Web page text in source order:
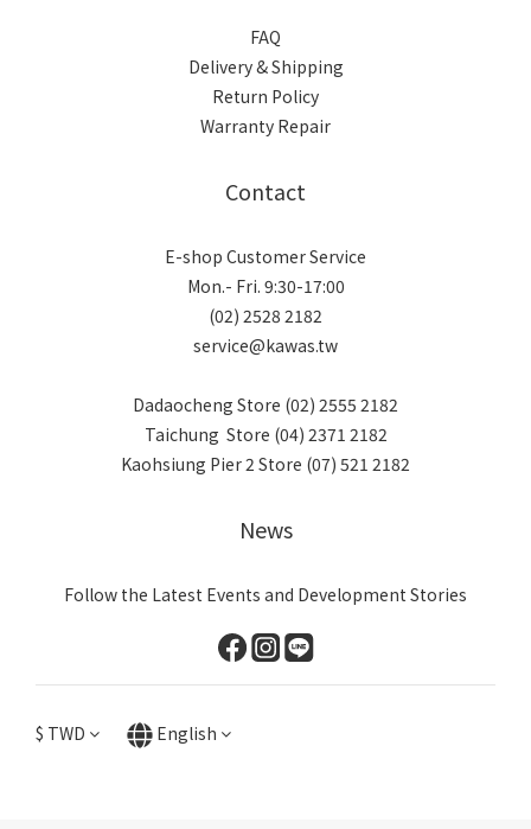
FAQ
Delivery & Shipping
Return Policy
Warranty Repair
Contact
E-shop Customer Service
Mon.- Fri. 9:30-17:00
(02) 2528 2182
service@kawas.tw
Dadaocheng Store (02) 2555 2182
Taichung Store (04) 2371 2182
Kaohsiung Pier 2 Store (07) 521 2182
News
Follow the Latest Events and Development Stories
$ TWD English